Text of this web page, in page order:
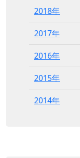
2018年
2017年
2016年
2015年
2014年